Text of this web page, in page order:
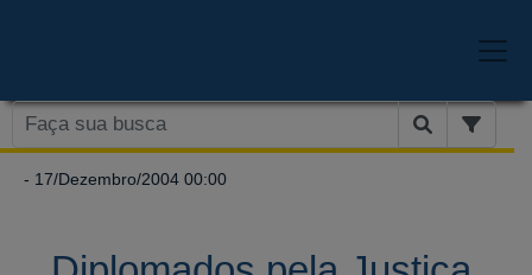
- 17/Dezembro/2004 00:00